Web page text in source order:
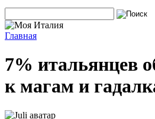
Главная
7% итальянцев
к магам и